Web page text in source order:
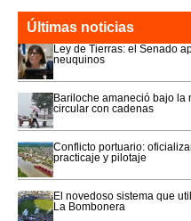
Últimas noticias
Ley de Tierras: el Senado
neuquinos
Bariloche amaneció bajo la
circular con cadenas
Conflicto portuario:
practicaje y pilotaje
El novedoso sistema que
La Bombonera